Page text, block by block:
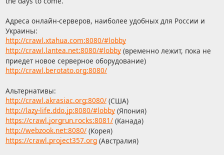
Адреса онлайн-серверов, наиболее удобных для России и
Украины:
http://crawl.xtahua.com:8080/#lobby
http://crawl.lantea.net:8080/#lobby(временно лежит, пока не
приедет новое серверное оборудование)
http://crawl.berotato.org:8080/
Альтернативы:
http://crawl.akrasiac.org:8080/(США)
http://lazy-life.ddo.jp:8080/#lobby(Япония)
https://crawl.jorgrun.rocks:8081/(Канада)
http://webzook.net:8080/(Корея)
https://crawl.project357.org(Австралия)